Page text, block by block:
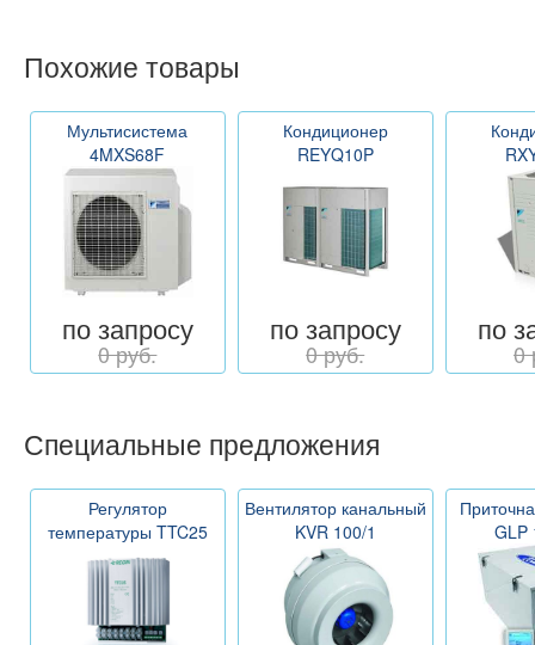
Похожие товары
Мультисистема
4MXS68F
по запросу
0 руб.
Кондиционер
REYQ10P
по запросу
0 руб.
по
0
Специальные предложения
Регулятор
температуры TTC25
Вентилятор канальный
KVR 100/1
GLP